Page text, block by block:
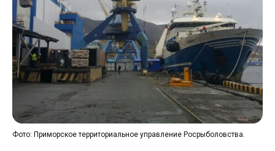
Фото: Приморское территориальное управление Росрыболовства.